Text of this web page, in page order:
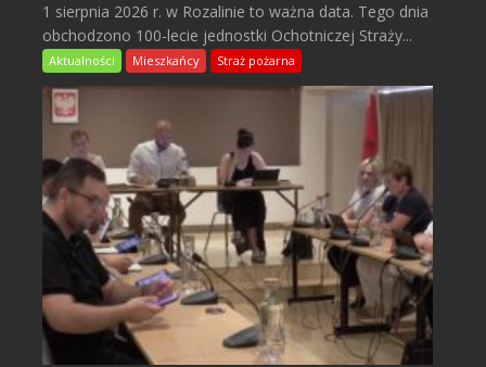
1 sierpnia 2026 r. w Rozalinie to ważna data. Tego dnia
obchodzono 100-lecie jednostki Ochotniczej Straży...
Aktualności Mieszkańcy Straż pożarna